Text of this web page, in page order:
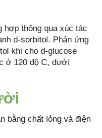
hợp thông qua xúc tác
d-sorbitol. Phản ứng
khi cho d-glucose
ở 120 độ C, dưới
bằng chất lỏng và điện